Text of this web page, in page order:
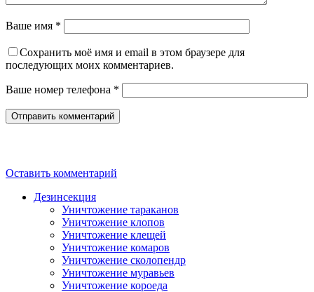
Ваше имя *
Сохранить моё имя и email в этом браузере для
последующих моих комментариев.
Ваше номер телефона *
Оставить комментарий
Дезинсекция
Уничтожение тараканов
Уничтожение клопов
Уничтожение клещей
Уничтожение комаров
Уничтожение сколопендр
Уничтожение муравьев
Уничтожение короеда